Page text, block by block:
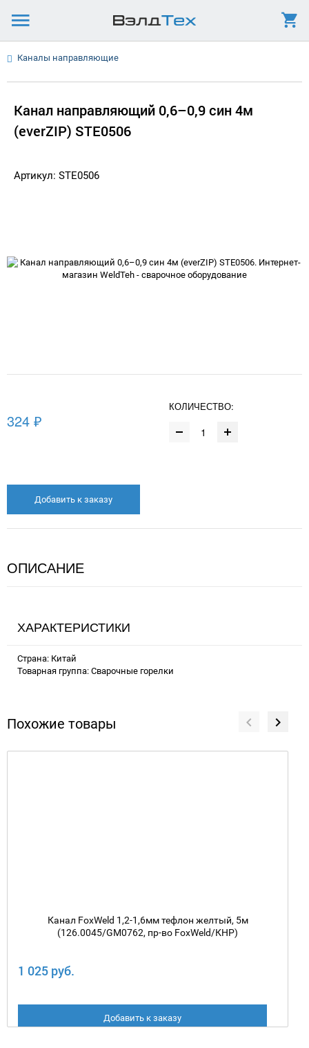
Каналы направляющие
Канал направляющий 0,6–0,9 син 4м
(everZIP) STE0506
Артикул: STE0506
324 ₽
КОЛИЧЕСТВО:
Добавить к заказу
ОПИСАНИЕ
ХАРАКТЕРИСТИКИ
Страна: Китай
Товарная группа: Сварочные горелки
Похожие товары
Канал FoxWeld 1,2-1,6мм тефлон желтый, 5м
(126.0045/GM0762, пр-во FoxWeld/КНР)
1 025 руб.
Добавить к заказу